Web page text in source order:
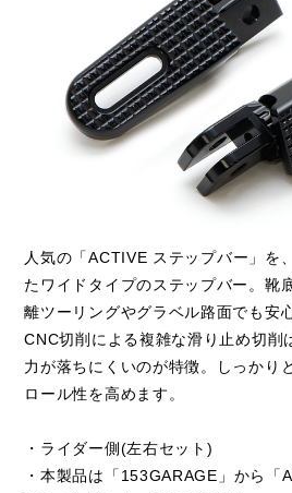
閉じる
人気の「ACTIVE ステップバー」を
たワイドタイプのステップバー。靴
離ツーリングやグラベル路面でも安
CNC切削による複雑な滑り止め切削
力が落ちにくいのが特徴。しっかり
ロール性を高めます。
・ライダー側(左右セット)
・本製品は「153GARAGE」から「